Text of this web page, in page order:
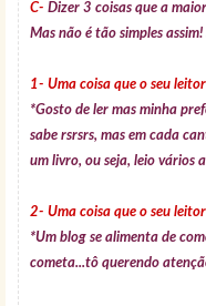
C- Dizer 3 coisas que a
Mas não é tão simples
1- Uma coisa que o seu
*Gosto de ler mas minha
sabe rsrsrs, mas em cada
um livro, ou seja, leio vários
2- Uma coisa que o seu
*Um blog se alimenta de
cometa...tô querendo